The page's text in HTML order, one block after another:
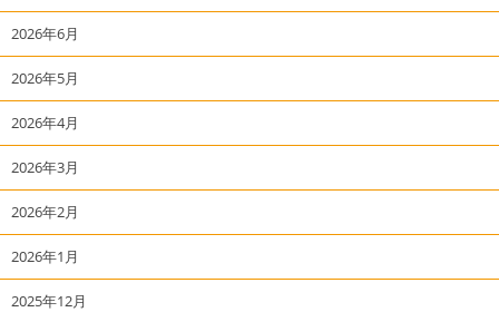
2026年6月
2026年5月
2026年4月
2026年3月
2026年2月
2026年1月
2025年12月